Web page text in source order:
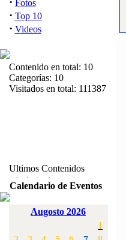
Fotos
· Top 10
· Videos
Contenido en total: 10
Categorías: 10
Visitados en total: 111387
Ultimos Contenidos
1:
Articulos varios
[Visitas: 5713]
Campeonato de
[Visitas: 4136]
Calendario de Eventos
Augosto 2026
1